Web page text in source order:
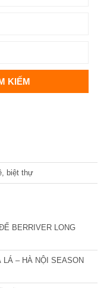
biệt thự
BERRIVER LONG
LÁ – HÀ NỘI SEASON